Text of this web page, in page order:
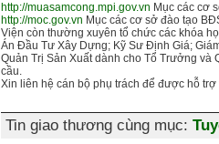
http://muasamcong.mpi.gov.vn Mục các cơ
http://moc.gov.vn Mục các cơ sở đào tạo
Viện còn thường xuyên tổ chức các khóa
Án Đầu Tư Xây Dựng; Kỹ Sư Định Giá;
Quản Trị Sản Xuất dành cho Tổ Trưởng
cầu.
Xin liên hệ cán bộ phụ trách để được hỗ trợ
Tin giao thương cùng mục: